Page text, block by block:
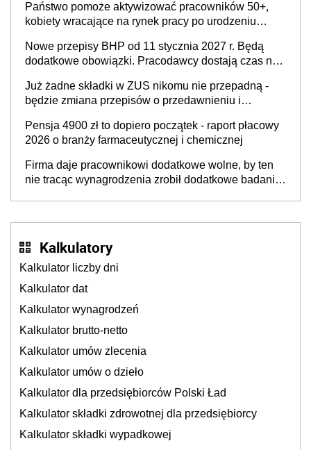
Państwo pomoże aktywizować pracowników 50+,
kobiety wracające na rynek pracy po urodzeniu
neuroatypowe. Powstanie Fundusz na rzecz
Inkluzywności w Zatrudnianiu?
Nowe przepisy BHP od 11 stycznia 2027 r. Będą
dodatkowe obowiązki. Pracodawcy dostają czas na
Już żadne składki w ZUS nikomu nie przepadną -
będzie zmiana przepisów o przedawnieniu i
Pensja 4900 zł to dopiero początek - raport płacowy
2026 o branży farmaceutycznej i chemicznej
Firma daje pracownikowi dodatkowe wolne, by ten
nie tracąc wynagrodzenia zrobił dodatkowe badania.
Kalkulatory
Kalkulator liczby dni
Kalkulator dat
Kalkulator wynagrodzeń
Kalkulator brutto-netto
Kalkulator umów zlecenia
Kalkulator umów o dzieło
Kalkulator dla przedsiębiorców Polski Ład
Kalkulator składki zdrowotnej dla przedsiębiorcy
Kalkulator składki wypadkowej